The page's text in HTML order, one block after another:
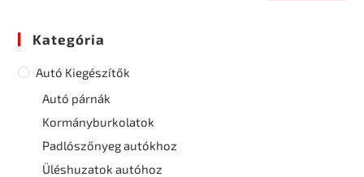
Kategória
Autó Kiegészítők
Autó párnák
Kormányburkolatok
Padlószőnyeg autókhoz
Üléshuzatok autóhoz